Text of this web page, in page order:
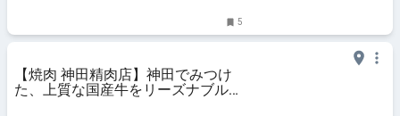
5
【焼肉 神田精肉店】神田でみつけ
た、上質な国産牛をリーズナブルに